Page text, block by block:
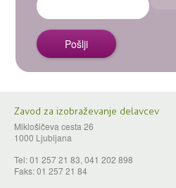
Zavod za izobraževanje delavcev
Miklošičeva cesta 26
1000 Ljubljana
Tel: 01 257 21 83, 041 202 898
Faks: 01 257 21 84